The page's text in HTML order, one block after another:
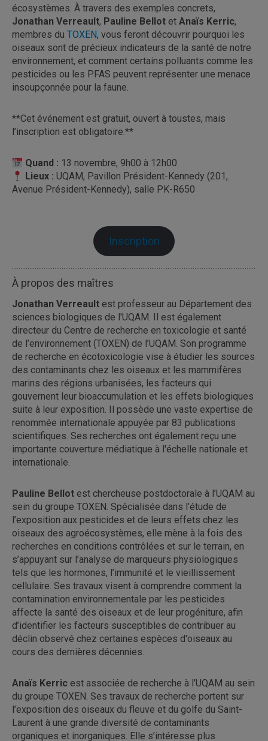
écosystèmes. À travers des exemples concrets,
Jonathan Verreault, Pauline Bellot et Anaïs Kerric,
membres du TOXEN, vous feront découvrir pourquoi les
oiseaux sont de précieux indicateurs de la santé de notre
environnement, et comment certains polluants comme les
pesticides ou les PFAS peuvent représenter une menace
insoupçonnée pour la faune.
**Cet événement est gratuit, ouvert à toustes, mais
l’inscription est obligatoire.**
Quand : 13 novembre, 9h00 à 12h00
Lieux :UQAM, Pavillon Président-Kennedy (201,
Avenue Président-Kennedy), salle PK-R650
Inscription
À propos des maîtres
Jonathan Verreault est professeur au Département des
sciences biologiques de l'UQAM. Il est également
directeur du Centre de recherche en toxicologie et santé
de l’environnement (TOXEN) de l’UQAM. Son programme
de recherche en écotoxicologie vise à étudier les sources
des contaminants chez les oiseaux et les mammifères
marins des régions urbanisées, les facteurs qui
gouvernent leur bioaccumulation et les effets biologiques
suite à leur exposition. Il possède une vaste expertise de
renommée internationale appuyée par 83 publications
scientifiques. Ses recherches ont également reçu une
importante couverture médiatique à l'échelle nationale et
internationale.
Pauline Bellot est chercheuse postdoctorale à l’UQAM au
sein du groupe TOXEN. Spécialisée dans l’étude de
l’exposition aux pesticides et de leurs effets chez les
oiseaux des agroécosystèmes, elle mène à la fois des
recherches en conditions contrôlées et sur le terrain, en
s’appuyant sur l’analyse de marqueurs physiologiques
tels que les hormones, l’immunité et le vieillissement
cellulaire. Ses travaux visent à comprendre comment la
contamination environnementale par les pesticides
affecte la santé des oiseaux et de leur progéniture, afin
d’identifier les facteurs susceptibles de contribuer au
déclin observé chez certaines espèces d'oiseaux au
cours des dernières décennies.
Anaïs Kerric est associée de recherche à l’UQAM au sein
du groupe TOXEN. Ses travaux de recherche portent sur
l’exposition des oiseaux du fleuve et du golfe du Saint-
Laurent à une grande diversité de contaminants
organiques et inorganiques. Elle s’intéresse plus